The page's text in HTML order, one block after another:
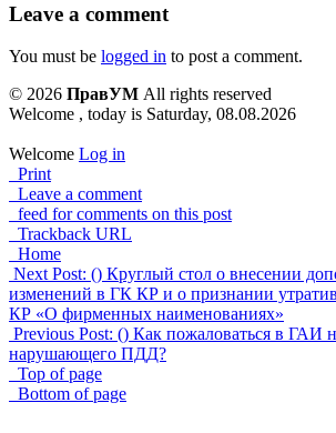
Leave a comment
You must be logged in to post a comment.
© 2026 ПравУМ All rights reserved
Welcome , today is Saturday, 08.08.2026
Welcome Log in
Print
Leave a comment
feed for comments on this post
Trackback URL
Home
Next Post: () Круглый стол о внесении
изменений в ГК КР и о признании
КР «О фирменных наименованиях»
Previous Post: () Как пожаловаться в ГАИ
нарушающего ПДД?
Top of page
Bottom of page